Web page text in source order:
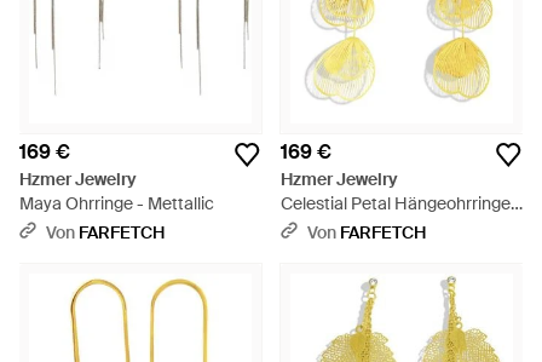
169 €
Hzmer Jewelry
Maya Ohrringe - Mettallic
Von FARFETCH
169 €
Hzmer Jewelry
Celestial Petal Hängeohrringe -
GelbVon FARFETCH